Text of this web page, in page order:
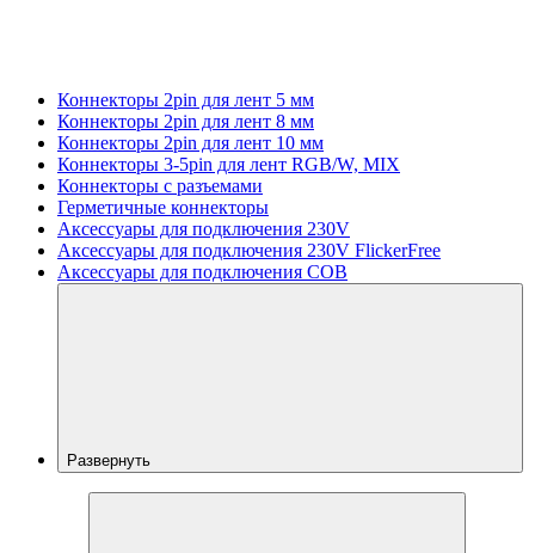
Коннекторы 2pin для лент 5 мм
Коннекторы 2pin для лент 8 мм
Коннекторы 2pin для лент 10 мм
Коннекторы 3-5pin для лент RGB/W, MIX
Коннекторы с разъемами
Герметичные коннекторы
Аксессуары для подключения 230V
Аксессуары для подключения 230V FlickerFree
Аксессуары для подключения COB
Развернуть